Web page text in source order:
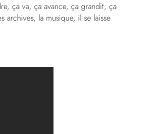
ça va, ça avance, ça grandit, ça
archives, la musique, il se laisse